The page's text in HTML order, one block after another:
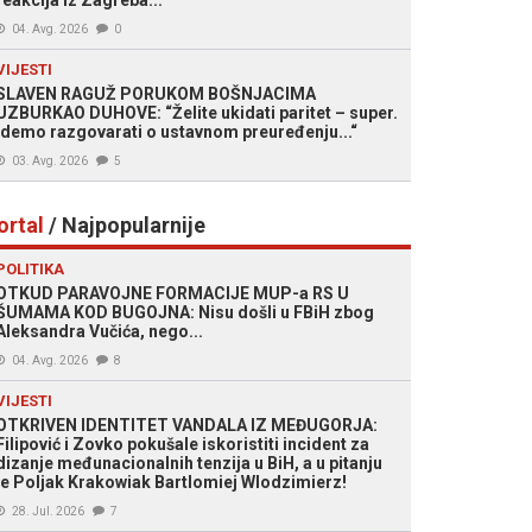
04. Avg. 2026 0
RAGUŽ PORUKOM BOŠNJACIMA
DUHOVE: “Želite ukidati paritet – super.
razgovarati o ustavnom preuređenju...“
03. Avg. 2026 5
/ Najpopularnije
PARAVOJNE FORMACIJE MUP-a RS U
KOD BUGOJNA: Nisu došli u FBiH zbog
Vučića, nego...
04. Avg. 2026 8
IDENTITET VANDALA IZ MEĐUGORJA:
i Zovko pokušale iskoristiti incident za
međunacionalnih tenzija u BiH, a u pitanju
Poljak Krakowiak Bartlomiej Wlodzimierz!
28. Jul. 2026 7